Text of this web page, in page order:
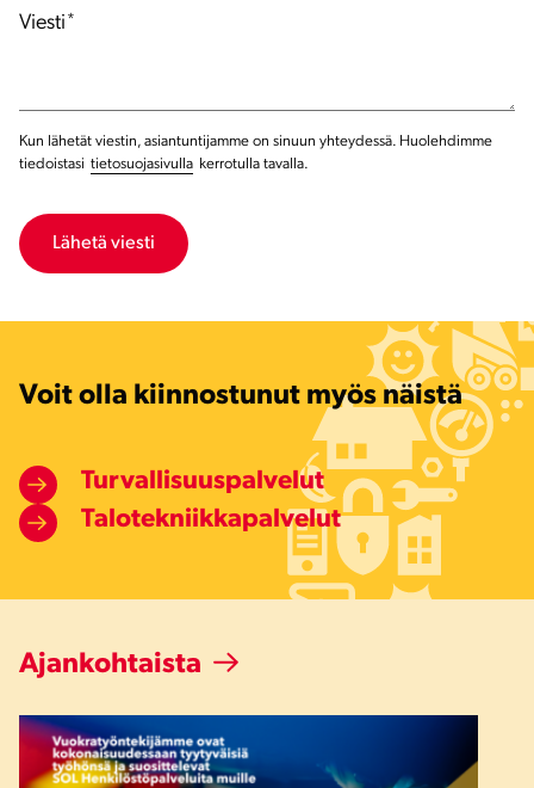
Viesti *
Kun lähetät viestin, asiantuntijamme on sinuun yhteydessä. Huolehdimme
tiedoistasi tietosuojasivulla kerrotulla tavalla.
Voit olla kiinnostunut myös näistä
Turvallisuuspalvelut
Talotekniikkapalvelut
Ajankohtaista